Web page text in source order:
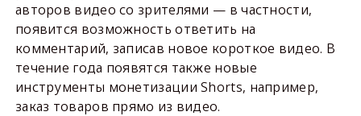
авторов видео со зрителями — в частности,
появится возможность ответить на
комментарий, записав новое короткое видео. В
течение года появятся также новые
инструменты монетизации Shorts, например,
заказ товаров прямо из видео.